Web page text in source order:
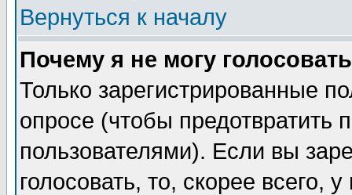
Вернуться к началу
Почему я не могу
Только зарегистрированные
опросе (чтобы предотвратить
пользователями). Если вы
голосовать, то, скорее всего,